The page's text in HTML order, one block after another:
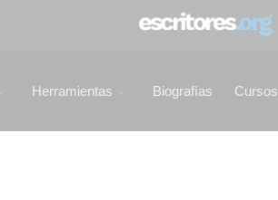
Herramientas Biografías Cursos